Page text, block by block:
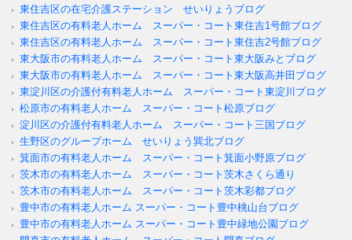
東住吉区の在宅介護ステーション せいりょうブログ
東住吉区の有料老人ホーム スーパー・コート東住吉1号館ブログ
東住吉区の有料老人ホーム スーパー・コート東住吉2号館ブログ
東大阪市の有料老人ホーム スーパー・コート東大阪みとブログ
東大阪市の有料老人ホーム スーパー・コート東大阪高井田ブログ
東淀川区の介護付有料老人ホーム スーパー・コート東淀川ブログ
松原市の有料老人ホーム スーパー・コート松原ブログ
淀川区の介護付有料老人ホーム スーパー・コート三国ブログ
生野区のグループホーム せいりょう巽北ブログ
箕面市の有料老人ホーム スーパー・コート箕面小野原ブログ
茨木市の有料老人ホーム スーパー・コート茨木さくら通り
茨木市の有料老人ホーム スーパー・コート茨木彩都ブログ
豊中市の有料老人ホーム スーパー・コート豊中桃山台ブログ
豊中市の有料老人ホーム スーパー・コート豊中緑地公園ブログ